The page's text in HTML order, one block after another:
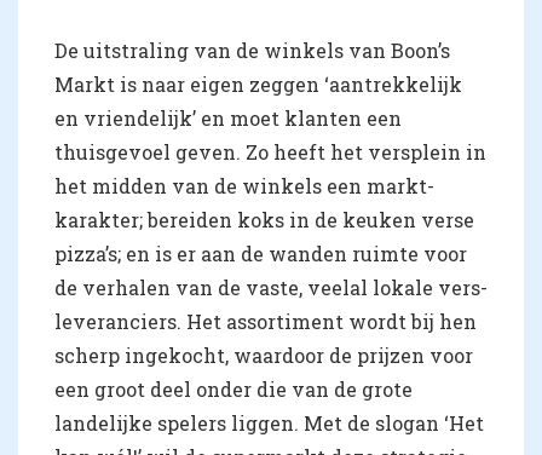
De uitstraling van de winkels van Boon’s
Markt is naar eigen zeggen ‘aantrekkelijk
en vriendelijk’ en moet klanten een
thuisgevoel geven. Zo heeft het versplein in
het midden van de winkels een markt-
karakter; bereiden koks in de keuken verse
pizza’s; en is er aan de wanden ruimte voor
de verhalen van de vaste, veelal lokale vers-
leveranciers. Het assortiment wordt bij hen
scherp ingekocht, waardoor de prijzen voor
een groot deel onder die van de grote
landelijke spelers liggen. Met de slogan ‘Het